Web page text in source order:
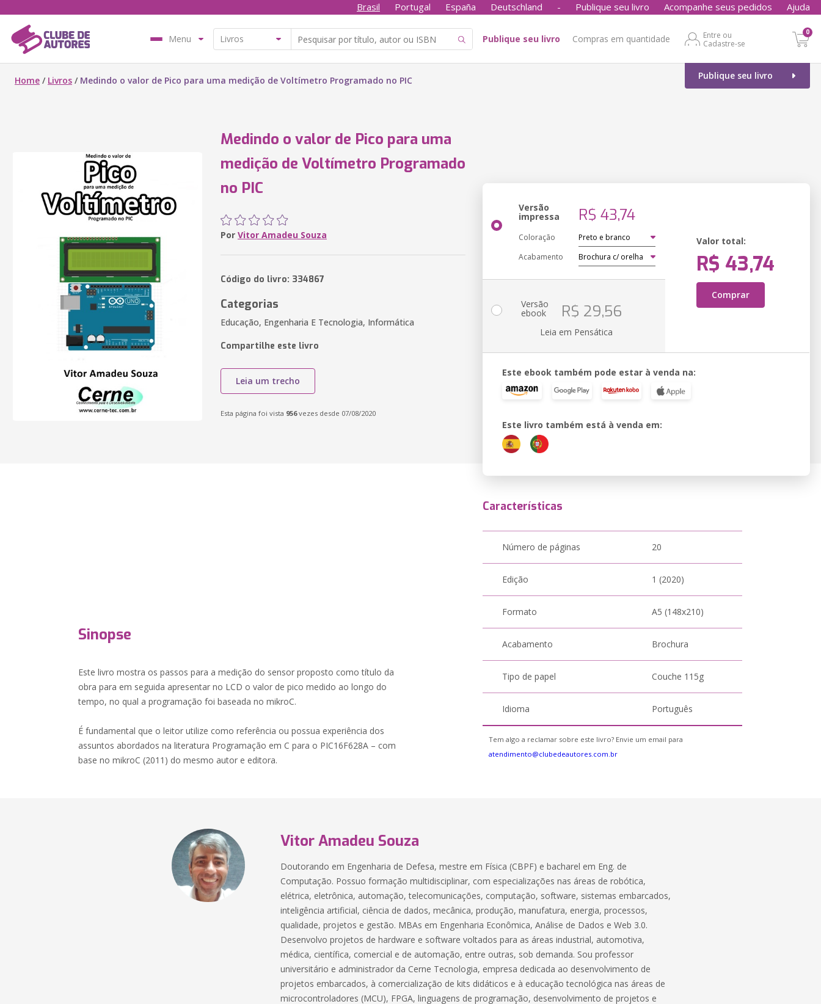
Brasil Portugal España Deutschland - Publique seu livro Acompanhe seus pedidos Ajuda
Menu Publique seu livro Compras em quantidade
Entre ou
Cadastre-se
0
Publique seu livro
Home / Livros / Medindo o valor de Pico para uma medição de Voltímetro Programado no PIC
Medindo o valor de Pico para uma
medição de Voltímetro Programado
no PIC
Por Vitor Amadeu Souza
Código do livro: 334867
Categorias
Educação, Engenharia E Tecnologia, Informática
Compartilhe este livro
Leia um trecho
Esta página foi vista 956vezes desde 07/08/2020
Versão
impressa R$ 43,74
Coloração
Acabamento
Valor total:
R$ 43,74
Comprar
Versão
ebook R$ 29,56
Leia em Pensática
Este ebook também pode estar à venda na:
Este livro também está à venda em:
Sinopse
Este livro mostra os passos para a medição do sensor proposto como título da
obra para em seguida apresentar no LCD o valor de pico medido ao longo do
tempo, no qual a programação foi baseada no mikroC.
É fundamental que o leitor utilize como referência ou possua experiência dos
assuntos abordados na literatura Programação em C para o PIC16F628A – com
base no mikroC (2011) do mesmo autor e editora.
Características
Número de páginas 20
Edição 1 (2020)
Formato A5 (148x210)
Acabamento Brochura
Tipo de papel Couche 115g
Idioma Português
Tem algo a reclamar sobre este livro? Envie um email para
atendimento@clubedeautores.com.br
Vitor Amadeu Souza
Doutorando em Engenharia de Defesa, mestre em Física (CBPF) e bacharel em Eng. de
Computação. Possuo formação multidisciplinar, com especializações nas áreas de robótica,
elétrica, eletrônica, automação, telecomunicações, computação, software, sistemas embarcados,
inteligência artificial, ciência de dados, mecânica, produção, manufatura, energia, processos,
qualidade, projetos e gestão. MBAs em Engenharia Econômica, Análise de Dados e Web 3.0.
Desenvolvo projetos de hardware e software voltados para as áreas industrial, automotiva,
médica, científica, comercial e de automação, entre outras, sob demanda. Sou professor
universitário e administrador da Cerne Tecnologia, empresa dedicada ao desenvolvimento de
projetos embarcados, à comercialização de kits didáticos e à educação tecnológica nas áreas de
microcontroladores (MCU), FPGA, linguagens de programação, desenvolvimento de projetos e